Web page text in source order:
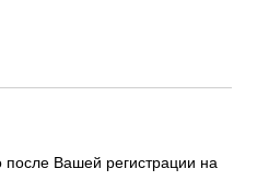
после Вашей регистрации на